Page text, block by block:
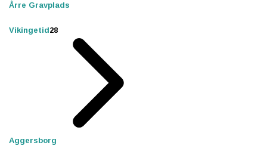
Årre Gravplads
Vikingetid28
Aggersborg